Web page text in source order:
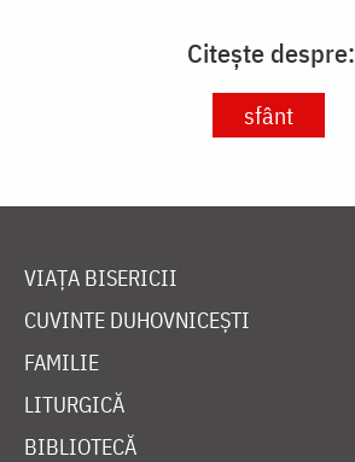
Citește despre:
sfânt
VIAȚA BISERICII
CUVINTE DUHOVNICEȘTI
FAMILIE
LITURGICĂ
BIBLIOTECĂ